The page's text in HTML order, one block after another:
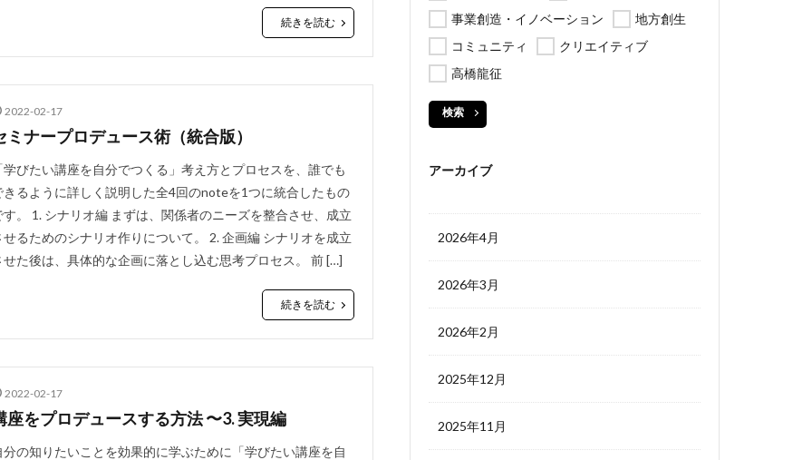
続きを読む
2022-02-17
ミナープロデュース術（統合版）
学びたい講座を自分でつくる」考え方とプロセスを、誰でも
きるように詳しく説明した全4回のnoteを1つに統合したもの
す。 1. シナリオ編 まずは、関係者のニーズを整合させ、成立
せるためのシナリオ作りについて。 2. 企画編 シナリオを成立
せた後は、具体的な企画に落とし込む思考プロセス。 前 […]
続きを読む
2022-02-17
座をプロデュースする方法 〜3. 実現編
分の知りたいことを効果的に学ぶために「学びたい講座を自
事業創造・イノベーション
地方創生
コミュニティ
クリエイティブ
高橋龍征
検索
アーカイブ
2026年4月
2026年3月
2026年2月
2025年12月
2025年11月